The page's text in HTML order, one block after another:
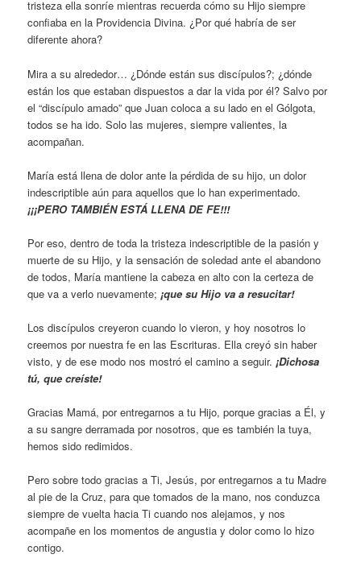
tristeza ella sonríe mientras recuerda cómo su Hijo siempre
confiaba en la Providencia Divina. ¿Por qué habría de ser
diferente ahora?
Mira a su alrededor… ¿Dónde están sus discípulos?; ¿dónde
están los que estaban dispuestos a dar la vida por él? Salvo por
el “discípulo amado” que Juan coloca a su lado en el Gólgota,
todos se ha ido. Solo las mujeres, siempre valientes, la
acompañan.
María está llena de dolor ante la pérdida de su hijo, un dolor
indescriptible aún para aquellos que lo han experimentado.
¡¡¡PERO TAMBIÉN ESTÁ LLENA DE FE!!!
Por eso, dentro de toda la tristeza indescriptible de la pasión y
muerte de su Hijo, y la sensación de soledad ante el abandono
de todos, María mantiene la cabeza en alto con la certeza de
que va a verlo nuevamente;¡que su Hijo va a resucitar!
Los discípulos creyeron cuando lo vieron, y hoy nosotros lo
creemos por nuestra fe en las Escrituras. Ella creyó sin haber
visto, y de ese modo nos mostró el camino a seguir.¡Dichosa
tú, que creíste!
Gracias Mamá, por entregarnos a tu Hijo, porque gracias a Él, y
a su sangre derramada por nosotros, que es también la tuya,
hemos sido redimidos.
Pero sobre todo gracias a Ti, Jesús, por entregarnos a tu Madre
al pie de la Cruz, para que tomados de la mano, nos conduzca
siempre de vuelta hacia Ti cuando nos alejamos, y nos
acompañe en los momentos de angustia y dolor como lo hizo
contigo.